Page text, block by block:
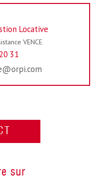
Locative
VENCE
31
sur